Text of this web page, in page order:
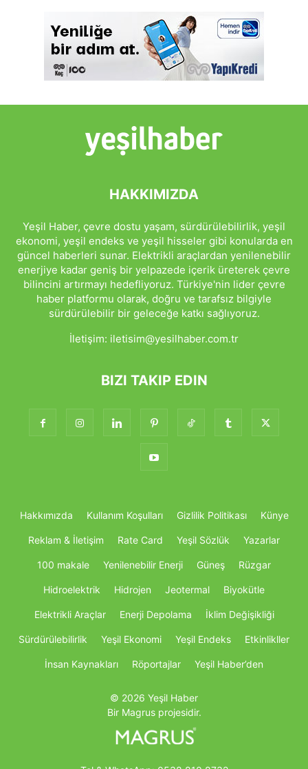
HAKKIMIZDA
Yeşil Haber, çevre dostu yaşam, sürdürülebilirlik, yeşil
ekonomi, yeşil endeks ve yeşil hisseler gibi konularda en
güncel haberleri sunar. Elektrikli araçlardan yenilenebilir
enerjiye kadar geniş bir yelpazede içerik üreterek çevre
bilincini artırmayı hedefliyoruz. Türkiye'nin lider çevre
haber platformu olarak, doğru ve tarafsız bilgiyle
sürdürülebilir bir geleceğe katkı sağlıyoruz.
İletişim: iletisim@yesilhaber.com.tr
BIZI TAKIP EDIN
Hakkımızda Kullanım Koşulları Gizlilik Politikası Künye
Reklam & İletişim Rate Card Yeşil Sözlük Yazarlar
100 makale Yenilenebilir Enerji Güneş Rüzgar
Hidroelektrik Hidrojen Jeotermal Biyokütle
Elektrikli Araçlar Enerji Depolama İklim Değişikliği
Sürdürülebilirlik Yeşil Ekonomi Yeşil Endeks Etkinlikller
İnsan Kaynakları Röportajlar Yeşil Haber’den
© 2026 Yeşil Haber
Bir Magrus projesidir.